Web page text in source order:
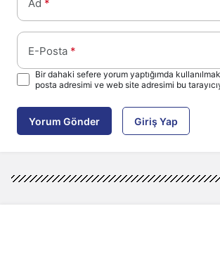
Ad *
E-Posta *
Bir dahaki sefere yorum yaptığımda
posta adresimi ve web site adresimi bu
Yorum Gönder Giriş Yap